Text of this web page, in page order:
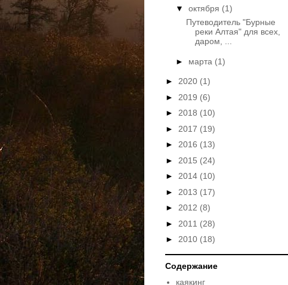
▼ октября (1)
Путеводитель "Бурные
реки Алтая" для всех,
даром, ...
► марта (1)
► 2020 (1)
► 2019 (6)
► 2018 (10)
► 2017 (19)
► 2016 (13)
► 2015 (24)
► 2014 (10)
► 2013 (17)
► 2012 (8)
► 2011 (28)
► 2010 (18)
Содержание
каякинг